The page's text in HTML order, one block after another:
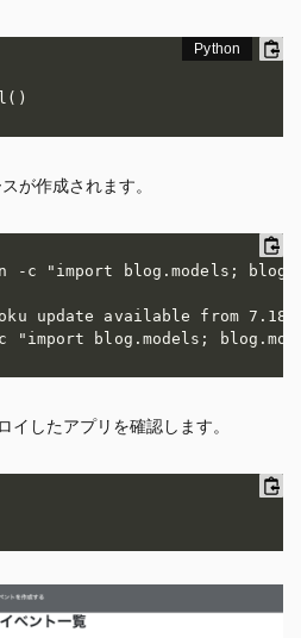
( )
が作成されます。
-c "import blog.models;
update available from
-c "import blog.models;
したアプリを確認します。